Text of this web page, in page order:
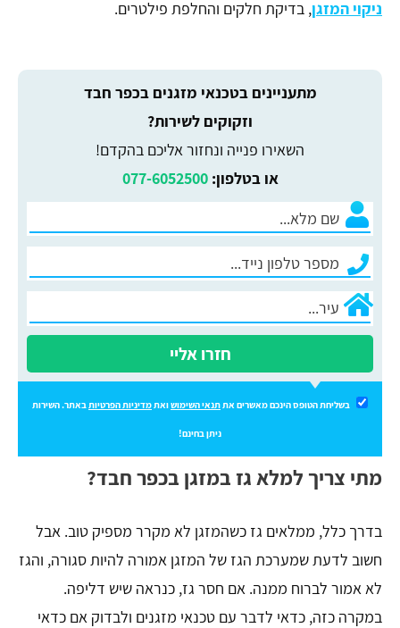
ניקוי המזגן, בדיקת חלקים והחלפת פילטרים.
מתעניינים בטכנאי מזגנים בכפר חבד
וזקוקים לשירות?
השאירו פנייה ונחזור אליכם בהקדם!
או בטלפון:077-6052500
חזרו אליי
בשליחת הטופס הינכם מאשרים את תנאי השימושואת מדיניות הפרטיות באתר. השירות
ניתן בחינם!
מתי צריך למלא גז במזגן בכפר חבד?
בדרך כלל, ממלאים גז כשהמזגן לא מקרר מספיק טוב. אבל
חשוב לדעת שמערכת הגז של המזגן אמורה להיות סגורה, והגז
לא אמור לברוח ממנה. אם חסר גז, כנראה שיש דליפה.
במקרה כזה, כדאי לדבר עם טכנאי מזגנים ולבדוק אם כדאי